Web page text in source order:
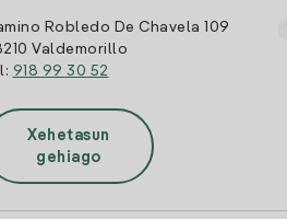
Robledo De Chavela 109
Valdemorillo
918 99 30 52
Xehetasun
gehiago